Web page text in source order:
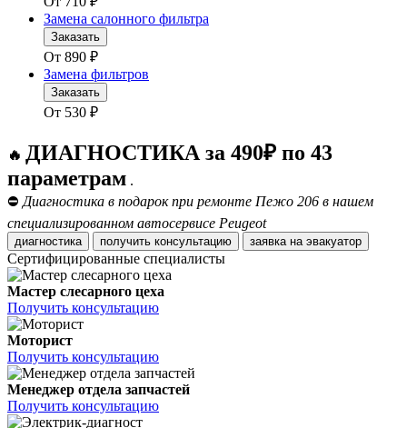
Замена салонного фильтра
Заказать
От 890 ₽
Замена фильтров
Заказать
От 530 ₽
🔥 ДИАГНОСТИКА за 490₽ по 43
параметрам .
⛔ Диагностика в подарок при ремонте Пежо 206 в нашем
специализированном автосервисе Peugeot
диагностика получить консультацию заявка на эвакуатор
Сертифицированные специалисты
Мастер слесарного цеха
Получить консультацию
Моторист
Получить консультацию
Менеджер отдела запчастей
Получить консультацию